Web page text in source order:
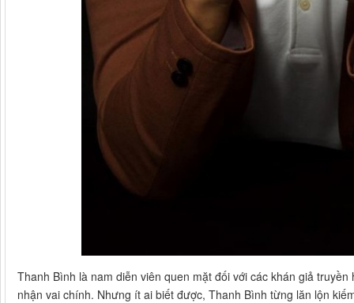
Thanh Bình là nam diễn viên quen mặt đối với các khán giả
nhận vai chính. Nhưng ít ai biết được, Thanh Bình từng lăn lộn